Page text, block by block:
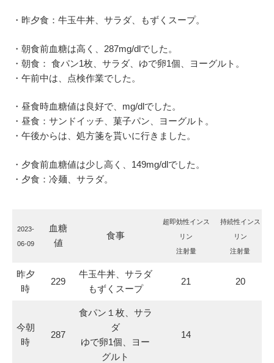
・昨夕食：牛玉牛丼、サラダ、もずくスープ。
・朝食前血糖は高く、287mg/dlでした。
・朝食： 食パン1枚、サラダ、ゆで卵1個、ヨーグルト。
・午前中は、点検作業でした。
・昼食時血糖値は良好で、mg/dlでした。
・昼食：サンドイッチ、菓子パン、ヨーグルト。
・午後からは、処方箋を貰いに行きました。
・夕食前血糖値は少し高く、149mg/dlでした。
・夕食：冷麺、サラダ。
2023-
06-09
血糖
値
食事
超即効性インス
リン
注射量
持続性インス
リン
注射量
昨夕
時
229
牛玉牛丼、サラダ
もずくスープ
21 20
今朝
時
287
食パン１枚、サラ
ダ
ゆで卵1個、ヨー
グルト
14